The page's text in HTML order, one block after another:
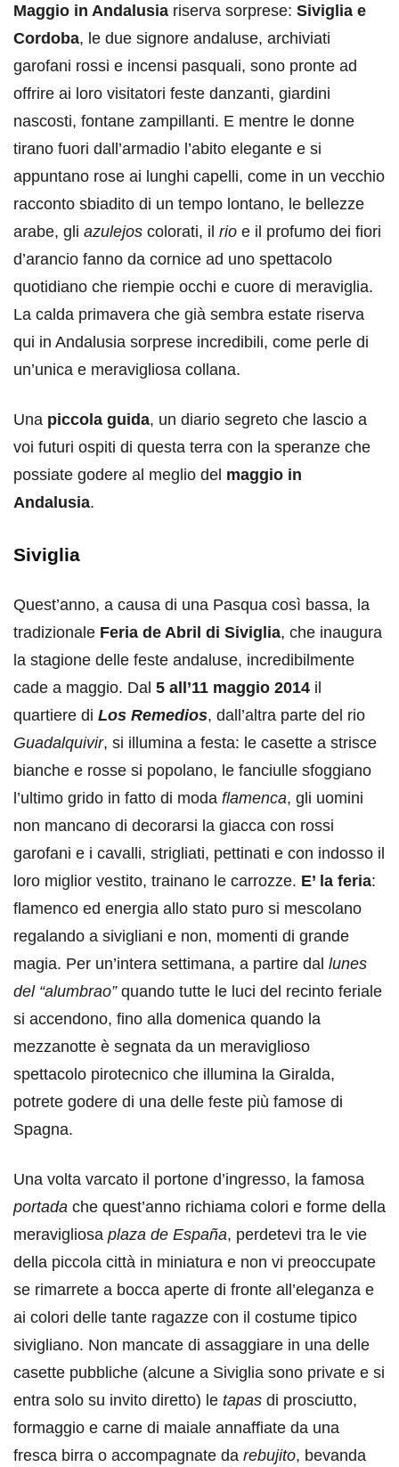
Maggio in Andalusia riserva sorprese: Siviglia e
Cordoba, le due signore andaluse, archiviati
garofani rossi e incensi pasquali, sono pronte ad
offrire ai loro visitatori feste danzanti, giardini
nascosti, fontane zampillanti. E mentre le donne
tirano fuori dall’armadio l’abito elegante e si
appuntano rose ai lunghi capelli, come in un vecchio
racconto sbiadito di un tempo lontano, le bellezze
arabe, gli azulejos colorati, il rio e il profumo dei fiori
d’arancio fanno da cornice ad uno spettacolo
quotidiano che riempie occhi e cuore di meraviglia.
La calda primavera che già sembra estate riserva
qui in Andalusia sorprese incredibili, come perle di
un’unica e meravigliosa collana.
Una piccola guida, un diario segreto che lascio a
voi futuri ospiti di questa terra con la speranze che
possiate godere al meglio del maggio in
Andalusia.
Siviglia
Quest’anno, a causa di una Pasqua così bassa, la
tradizionale Feria de Abril di Siviglia, che inaugura
la stagione delle feste andaluse, incredibilmente
cade a maggio. Dal 5 all’11 maggio 2014 il
quartiere di Los Remedios, dall’altra parte del rio
Guadalquivir, si illumina a festa: le casette a strisce
bianche e rosse si popolano, le fanciulle sfoggiano
l’ultimo grido in fatto di moda flamenca, gli uomini
non mancano di decorarsi la giacca con rossi
garofani e i cavalli, strigliati, pettinati e con indosso il
loro miglior vestito, trainano le carrozze. E’ la feria:
flamenco ed energia allo stato puro si mescolano
regalando a sivigliani e non, momenti di grande
magia. Per un’intera settimana, a partire dal lunes
del “alumbrao”quando tutte le luci del recinto feriale
si accendono, fino alla domenica quando la
mezzanotte è segnata da un meraviglioso
spettacolo pirotecnico che illumina la Giralda,
potrete godere di una delle feste più famose di
Spagna.
Una volta varcato il portone d’ingresso, la famosa
portada che quest’anno richiama colori e forme della
meravigliosa plaza de España, perdetevi tra le vie
della piccola città in miniatura e non vi preoccupate
se rimarrete a bocca aperte di fronte all’eleganza e
ai colori delle tante ragazze con il costume tipico
sivigliano. Non mancate di assaggiare in una delle
casette pubbliche (alcune a Siviglia sono private e si
entra solo su invito diretto) le tapas di prosciutto,
formaggio e carne di maiale annaffiate da una
fresca birra o accompagnate da rebujito, bevanda